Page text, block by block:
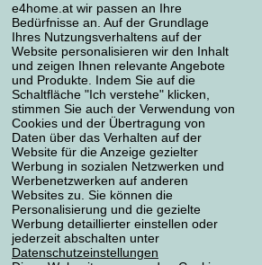
e4home.at wir passen an Ihre
Bedürfnisse an. Auf der Grundlage
Ihres Nutzungsverhaltens auf der
Website personalisieren wir den Inhalt
und zeigen Ihnen relevante Angebote
und Produkte. Indem Sie auf die
Schaltfläche "Ich verstehe" klicken,
stimmen Sie auch der Verwendung von
Cookies und der Übertragung von
Daten über das Verhalten auf der
Website für die Anzeige gezielter
Werbung in sozialen Netzwerken und
Werbenetzwerken auf anderen
Websites zu. Sie können die
Personalisierung und die gezielte
Werbung detaillierter einstellen oder
jederzeit abschalten unter
Datenschutzeinstellungen
Transportarten
Zahlungsmethoden
Datenschutzerklärung